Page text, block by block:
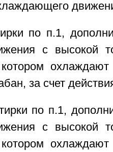
по п.1,
с высокой
за счет
по п.1,
с высокой